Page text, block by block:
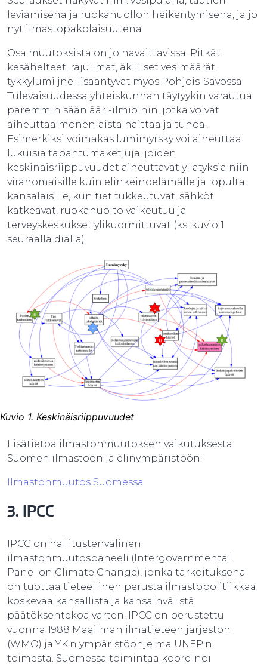
leviämisenä ja ruokahuollon heikentymisenä, ja jo
nyt ilmastopakolaisuutena.
Osa muutoksista on jo havaittavissa. Pitkät
kesähelteet, rajuilmat, äkilliset vesimäärät,
tykkylumi jne. lisääntyvät myös Pohjois-Savossa.
Tulevaisuudessa yhteiskunnan täytyykin varautua
paremmin sään ääri-ilmiöihin, jotka voivat
aiheuttaa monenlaista haittaa ja tuhoa.
Esimerkiksi voimakas lumimyrsky voi aiheuttaa
lukuisia tapahtumaketjuja, joiden
keskinäisriippuvuudet aiheuttavat yllätyksiä niin
viranomaisille kuin elinkeinoelämälle ja lopulta
kansalaisille, kun tiet tukkeutuvat, sähköt
katkeavat, ruokahuolto vaikeutuu ja
terveyskeskukset ylikuormittuvat (ks. kuvio 1
seuraalla dialla).
Kuvio 1. Keskinäisriippuvuudet
Lisätietoa ilmastonmuutoksen vaikutuksesta
Suomen ilmastoon ja elinympäristöön:
Ilmastonmuutos Suomessa
3. IPCC
IPCC on hallitustenvälinen
ilmastonmuutospaneeli (Intergovernmental
Panel on Climate Change), jonka tarkoituksena
on tuottaa tieteellinen perusta ilmastopolitiikkaa
koskevaa kansallista ja kansainvälistä
päätöksentekoa varten. IPCC on perustettu
vuonna 1988 Maailman ilmatieteen järjestön
(WMO) ja YK:n ympäristöohjelma UNEP:n
toimesta. Suomessa toimintaa koordinoi